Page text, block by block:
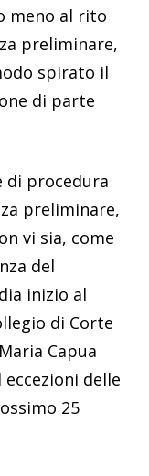
meno al rito
preliminare,
spirato il
di parte
di procedura
preliminare,
vi sia, come
del
inizio al
di Corte
Capua
delle
25